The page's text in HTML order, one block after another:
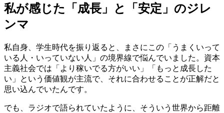
私が感じた「成長」と「安定」のジレ
ンマ
私自身、学生時代を振り返ると、まさにこの「うまくいって
いる人・いっていない人」の境界線で悩んでいました。資本
主義社会では「より稼いでる方がいい」「もっと成長した
い」という価値観が主流で、それに合わせることが正解だと
思い込んでいたんです。
でも、ラジオで語られていたように、そういう世界から距離